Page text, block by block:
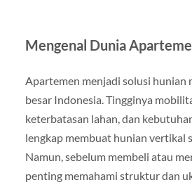
Mengenal Dunia
Apartemen menjadi solusi hunian
besar Indonesia. Tingginya
keterbatasan lahan, dan
lengkap membuat hunian vertikal
Namun, sebelum membeli atau
penting memahami struktur dan